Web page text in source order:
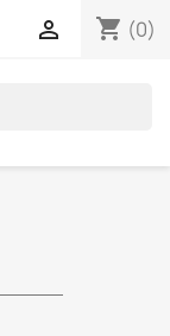
shopping_cart (0)
